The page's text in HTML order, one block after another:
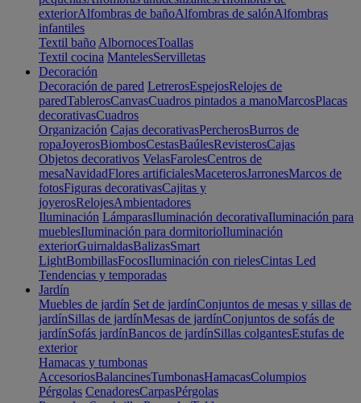
exteriorAlfombras de bañoAlfombras de salónAlfombras
infantiles
Textil baño AlbornocesToallas
Textil cocina MantelesServilletas
Decoración
Decoración de pared LetrerosEspejosRelojes de
paredTablerosCanvasCuadros pintados a manoMarcosPlacas
decorativasCuadros
Organización Cajas decorativasPercherosBurros de
ropaJoyerosBiombosCestasBaúlesRevisterosCajas
Objetos decorativos VelasFarolesCentros de
mesaNavidadFlores artificialesMaceterosJarronesMarcos de
fotosFiguras decorativasCajitas y
joyerosRelojesAmbientadores
Iluminación LámparasIluminación decorativaIluminación para
mueblesIluminación para dormitorioIluminación
exteriorGuirnaldasBalizasSmart
LightBombillasFocosIluminación con rielesCintas Led
Tendencias y temporadas
Jardín
Muebles de jardín Set de jardínConjuntos de mesas y sillas de
jardínSillas de jardínMesas de jardínConjuntos de sofás de
jardínSofás jardínBancos de jardínSillas colgantesEstufas de
exterior
Hamacas y tumbonas
AccesoriosBalancinesTumbonasHamacasColumpios
Pérgolas CenadoresCarpasPérgolas